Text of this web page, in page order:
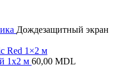
Дождезащитный экран
1х2 м 60,00 MDL